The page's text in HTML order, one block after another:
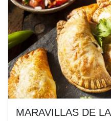
MARAVILLAS DE